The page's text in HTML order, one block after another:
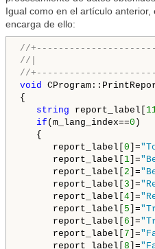
Igual como en el artículo anterior,
encarga de ello:
//
//|
//
void
{
string report_label[
if (m_lang_index==0 )
{
report_label[ 0 ]=
report_label[ 1 ]=
report_label[ 2 ]=
report_label[ 3 ]=
report_label[ 4 ]=
report_label[ 5 ]=
report_label[ 6 ]=
report_label[ 7 ]=
report_label[ 8 ]=